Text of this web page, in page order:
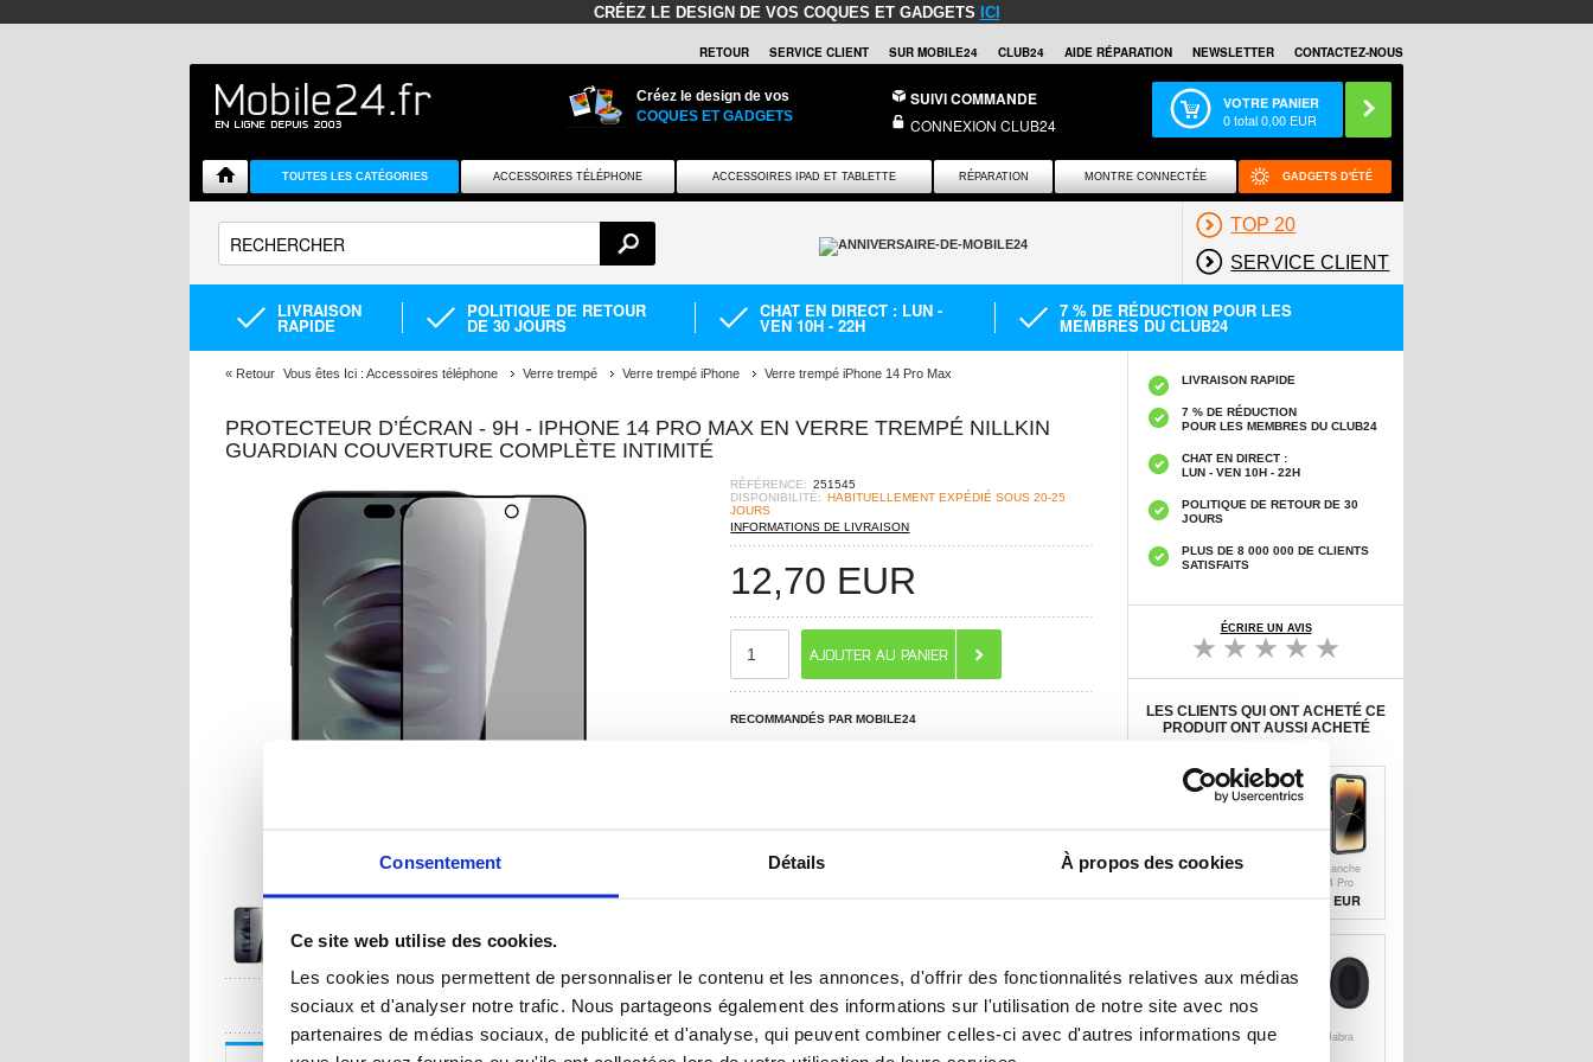
Consentement Détails À propos des cookies
Ce site web utilise des cookies.
Les cookies nous permettent de personnaliser le contenu et les annonces, d'offrir des fonctionnalités relatives aux médias
sociaux et d'analyser notre trafic. Nous partageons également des informations sur l'utilisation de notre site avec nos
partenaires de médias sociaux, de publicité et d'analyse, qui peuvent combiner celles-ci avec d'autres informations que
CRÉEZ LE DESIGN DE VOS COQUES ET GADGETS ICI
RETOUR SERVICE CLIENT SUR MOBILE24 CLUB24 AIDE RÉPARATION NEWSLETTER CONTACTEZ-NOUS
Créez le design de vos
COQUES ET GADGETS
SUIVI COMMANDE
CONNEXION CLUB24
VOTRE PANIER
0total0,00 EUR
TOUTES LES CATÉGORIES ACCESSOIRES TÉLÉPHONE ACCESSOIRES IPAD ET TABLETTE RÉPARATION MONTRE CONNECTÉE GADGETS D'ÉTÉ
TOP 20
SERVICE CLIENT
LIVRAISON
RAPIDE
POLITIQUE DE RETOUR
DE 30 JOURS
CHAT EN DIRECT : LUN -
VEN 10H - 22H
7 % DE RÉDUCTION POUR LES
MEMBRES DU CLUB24
« Retour Vous êtes Ici : Accessoires téléphone Verre trempé Verre trempé iPhone Verre trempé iPhone 14 Pro Max
PROTECTEUR D’ÉCRAN - 9H - IPHONE 14 PRO MAX EN VERRE TREMPÉ NILLKIN
GUARDIAN COUVERTURE COMPLÈTE INTIMITÉ
RÉFÉRENCE: 251545
DISPONIBILITÉ: HABITUELLEMENT EXPÉDIÉ SOUS 20-25
JOURS
INFORMATIONS DE LIVRAISON
12,70 EUR
RECOMMANDÉS PAR MOBILE24
UNE QUESTION ? CONTACTEZ-NOUS ! CHAT EN DIRECT
LIVRAISON RAPIDE
7 % DE RÉDUCTION
POUR LES MEMBRES DU CLUB24
CHAT EN DIRECT :
LUN - VEN 10H - 22H
POLITIQUE DE RETOUR DE 30
JOURS
PLUS DE 8 000 000 DE CLIENTS
SATISFAITS
ÉCRIRE UN AVIS
LES CLIENTS QUI ONT ACHETÉ CE
PRODUIT ONT AUSSI ACHETÉ
Protecteur
Coque Étanche
iPhone 14 Pro
Max Redpepper
Pro - Noire
21,80 EUR
Coque iPhone 14
Casque Jabra